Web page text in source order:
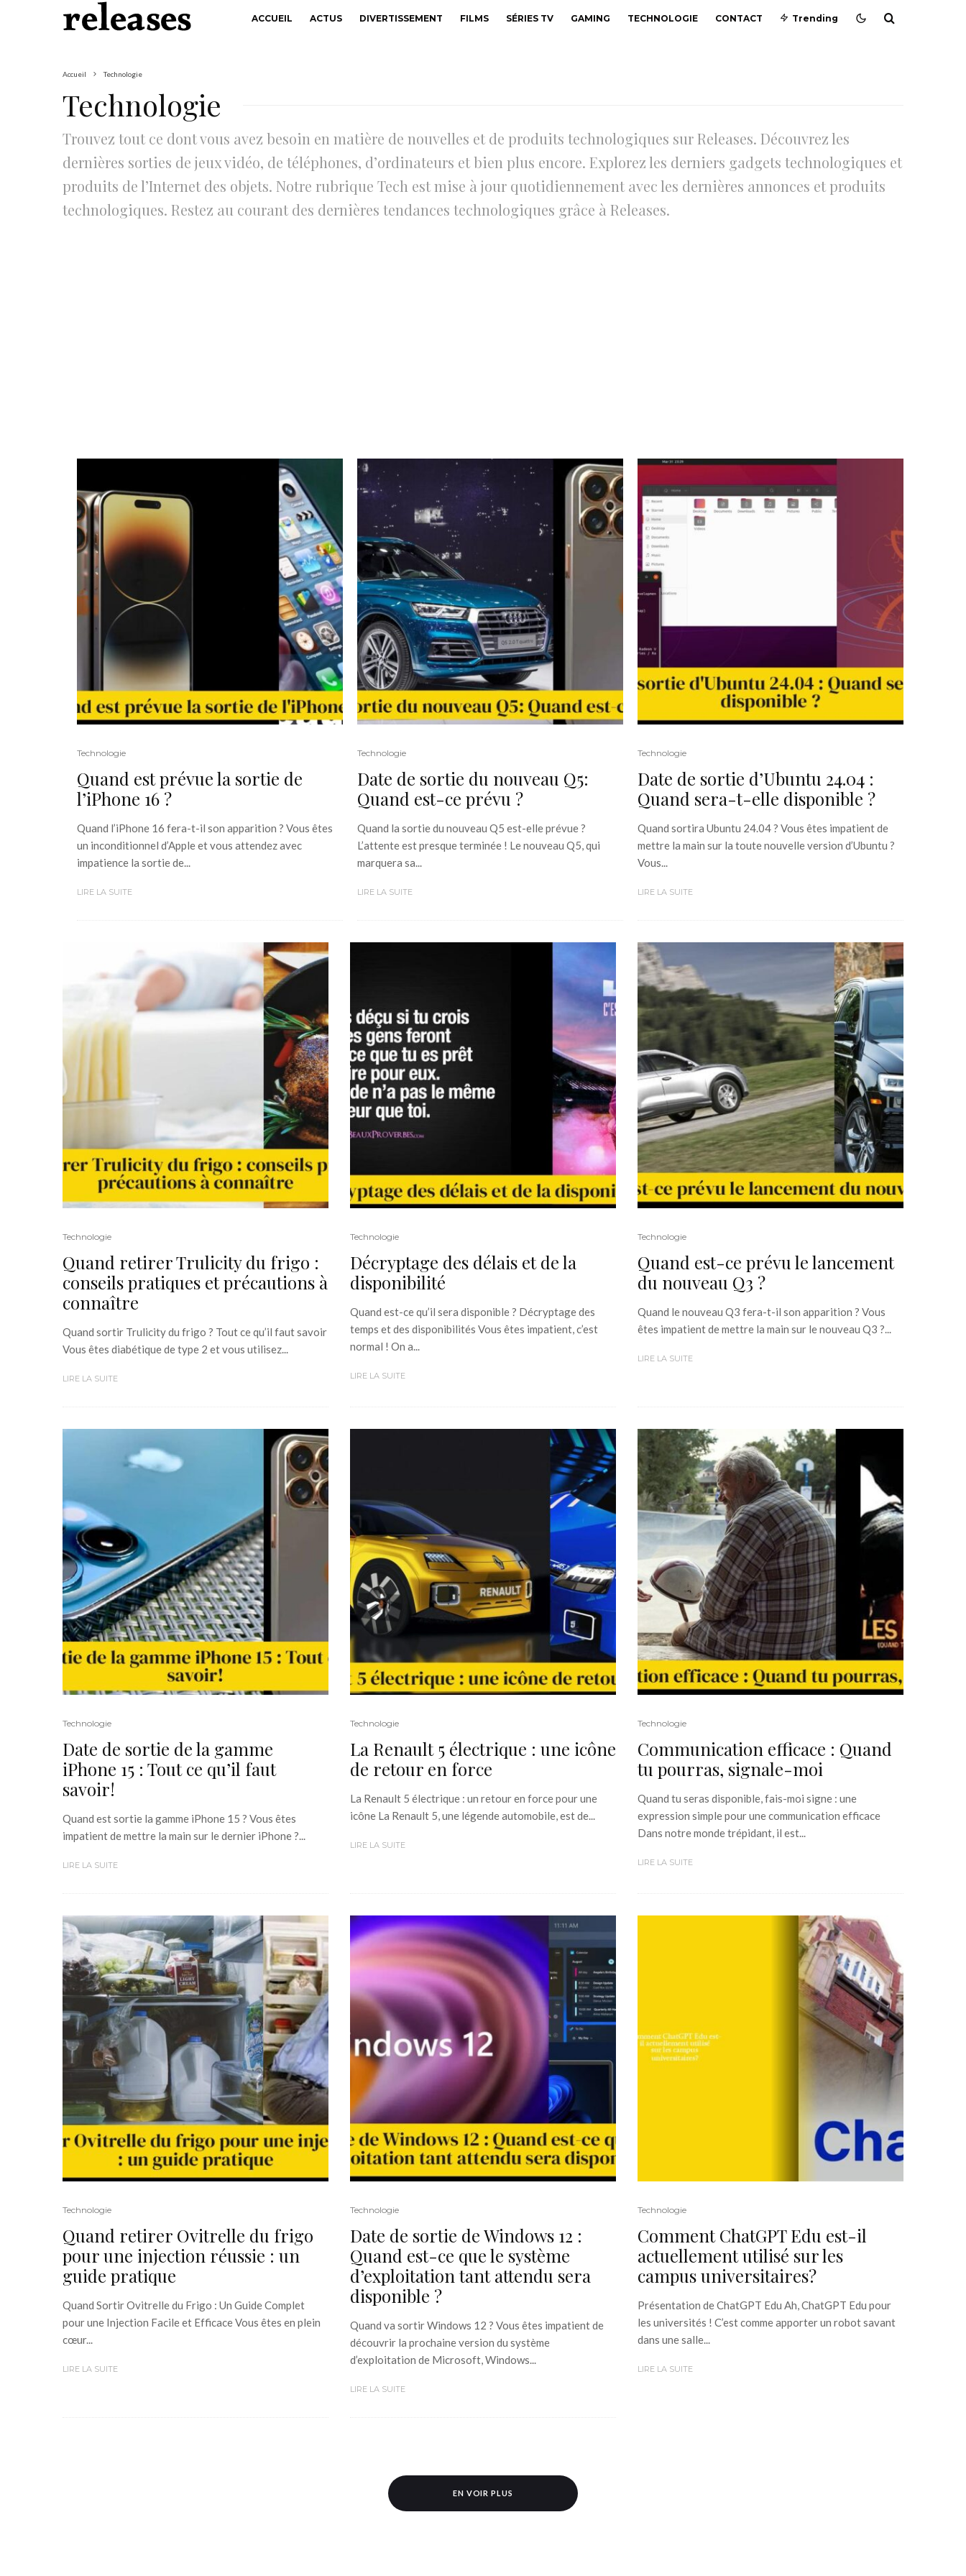
ACCUEIL ACTUS DIVERTISSEMENT FILMS SÉRIES TV GAMING TECHNOLOGIE CONTACT Trending
Accueil Technologie
Technologie
Trouvez tout ce dont vous avez besoin en matière de nouvelles et de produits technologiques sur Releases. Découvrez les
dernières sorties de jeux vidéo, de téléphones, d’ordinateurs et bien plus encore. Explorez les derniers gadgets technologiques et
produits de l’Internet des objets. Notre rubrique Tech est mise à jour quotidiennement avec les dernières annonces et produits
technologiques. Restez au courant des dernières tendances technologiques grâce à Releases.
Technologie
Quand est prévue la sortie de
l’iPhone 16 ?
Quand l’iPhone 16 fera-t-il son apparition ? Vous êtes
un inconditionnel d’Apple et vous attendez avec
impatience la sortie de...
LIRE LA SUITE
Technologie
Date de sortie du nouveau Q5:
Quand est-ce prévu ?
Quand la sortie du nouveau Q5 est-elle prévue ?
L’attente est presque terminée ! Le nouveau Q5, qui
marquera sa...
LIRE LA SUITE
Technologie
Date de sortie d’Ubuntu 24.04 :
Quand sera-t-elle disponible ?
Quand sortira Ubuntu 24.04 ? Vous êtes impatient de
mettre la main sur la toute nouvelle version d’Ubuntu ?
Vous...
LIRE LA SUITE
Technologie
Quand retirer Trulicity du frigo :
conseils pratiques et précautions à
connaître
Quand sortir Trulicity du frigo ? Tout ce qu’il faut savoir
Vous êtes diabétique de type 2 et vous utilisez...
LIRE LA SUITE
Technologie
Décryptage des délais et de la
disponibilité
Quand est-ce qu’il sera disponible ? Décryptage des
temps et des disponibilités Vous êtes impatient, c’est
normal ! On a...
LIRE LA SUITE
Technologie
Quand est-ce prévu le lancement
du nouveau Q3 ?
Quand le nouveau Q3 fera-t-il son apparition ? Vous
êtes impatient de mettre la main sur le nouveau Q3 ?...
LIRE LA SUITE
Technologie
Date de sortie de la gamme
iPhone 15 : Tout ce qu’il faut
savoir!
Quand est sortie la gamme iPhone 15 ? Vous êtes
impatient de mettre la main sur le dernier iPhone ?...
LIRE LA SUITE
Technologie
La Renault 5 électrique : une icône
de retour en force
La Renault 5 électrique : un retour en force pour une
icône La Renault 5, une légende automobile, est de...
LIRE LA SUITE
Technologie
Communication efficace : Quand
tu pourras, signale-moi
Quand tu seras disponible, fais-moi signe : une
expression simple pour une communication efficace
Dans notre monde trépidant, il est...
LIRE LA SUITE
Technologie
Quand retirer Ovitrelle du frigo
pour une injection réussie : un
guide pratique
Quand Sortir Ovitrelle du Frigo : Un Guide Complet
pour une Injection Facile et Efficace Vous êtes en plein
cœur...
LIRE LA SUITE
Technologie
Date de sortie de Windows 12 :
Quand est-ce que le système
d’exploitation tant attendu sera
disponible ?
Quand va sortir Windows 12 ? Vous êtes impatient de
découvrir la prochaine version du système
d’exploitation de Microsoft, Windows...
LIRE LA SUITE
Technologie
Comment ChatGPT Edu est-il
actuellement utilisé sur les
campus universitaires?
Présentation de ChatGPT Edu Ah, ChatGPT Edu pour
les universités ! C’est comme apporter un robot savant
dans une salle...
LIRE LA SUITE
EN VOIR PLUS